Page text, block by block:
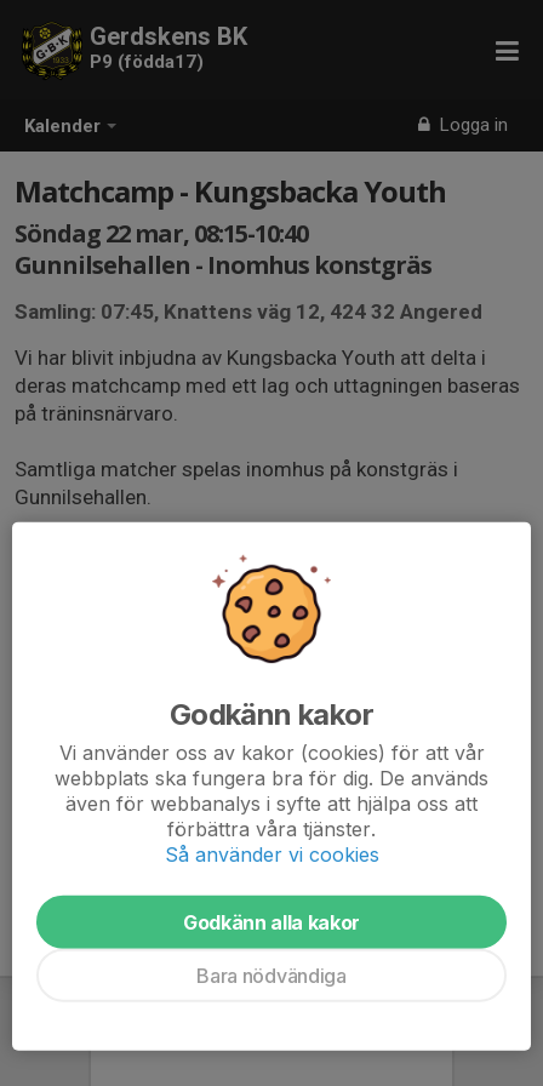
Kalender Logga in
Gerdskens BK
P9 (födda17)
Matchcamp - Kungsbacka Youth
Söndag 22 mar, 08:15-10:40
Gunnilsehallen - Inomhus konstgräs
Samling: 07:45, Knattens väg 12, 424 32 Angered
Vi har blivit inbjudna av Kungsbacka Youth att delta i
deras matchcamp med ett lag och uttagningen baseras
på träninsnärvaro.
Samtliga matcher spelas inomhus på konstgräs i
Gunnilsehallen.
kl. 08:55 H - SG Ruddalen IF
kl. 09:35 B - Kungsbacka Youth
kl. 10:15 B - Varberg BoIS
Godkänn kakor
Vi använder oss av kakor (cookies) för att vår
webbplats ska fungera bra för dig. De används
även för webbanalys i syfte att hjälpa oss att
förbättra våra tjänster.
Så använder vi cookies
Godkänn alla kakor
Bara nödvändiga